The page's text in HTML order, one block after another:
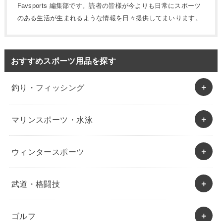
Favsports 編集部です。読者の皆様が今よりも日常にスポーツ
のある生活が生まれるような情報を日々提供してまいります。
おすすめスポーツ用品を探す
釣り・フィッシング
マリンスポーツ・水泳
ウィンタースポーツ
武道・格闘技
ゴルフ